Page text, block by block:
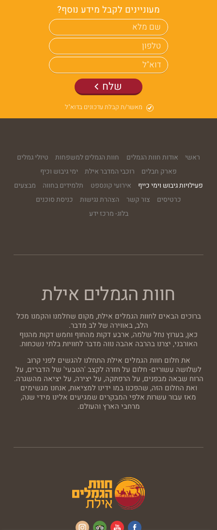
מעוניינים לקבל מידע נוסף?
מאשר/ת קבלת עדכונים בדוא"ל
שלח
ראשי אודות חוות הגמלים חוות הגמלים למשפחות
טיולי גמלים
פארק חבלים
רוכבי המדבר אילת
ימי גיבוש וכיף
פעילויות גיבוש וימי כייף
אירועי קונספט תלמידים בחווה
מבצעים
כרטיסים
צור קשר הצהרת נגישות
כניסת סוכנים
בלוג- מרכז ידע
חוות הגמלים אילת
ברוכים הבאים לחוות הגמלים אילת, מקום שחלמנו והקמנו מכל
הלב, באווירה של לב מדבר.
כאן, בערוץ נחל שלמה, ארבע דקות מהחוף וחמש דקות מהנוף
האורבני, יצרנו בהרבה אהבה נווה מדבר לחוויות בלתי נשכחות.
את חלום חוות הגמלים אילת התחלנו להגשים לפני קרוב
לשלושה עשורים- חלום על חזרה לקצב 'הטבעי' של הדברים, על
הרוח שבאה מבפנים, על הרפתקה, על יצירה, על יציאה מהשגרה.
ואת החלום הזה, שהפכנו במו ידינו למציאות, אנחנו מגשימים
מאז עבור עשרות אלפי המבקרים שמגיעים אלינו מידי שנה,
מרחבי הארץ והעולם.